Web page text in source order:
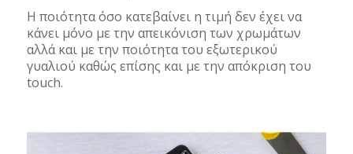
Η ποιότητα όσο κατεβαίνει η τιμή δεν έχει να
κάνει μόνο με την απεικόνιση των χρωμάτων
αλλά και με την ποιότητα του εξωτερικού
γυαλιού καθώς επίσης και με την απόκριση του
touch.